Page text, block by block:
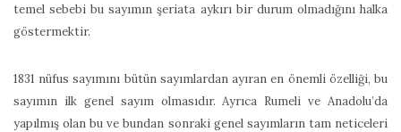
temel sebebi bu sayımın şeriata aykırı bir durum olmadığını halka
göstermektir.
1831 nüfus sayımını bütün sayımlardan ayıran en önemli özelliği, bu
sayımın ilk genel sayım olmasıdır. Ayrıca Rumeli ve Anadolu’da
yapılmış olan bu ve bundan sonraki genel sayımların tam neticeleri